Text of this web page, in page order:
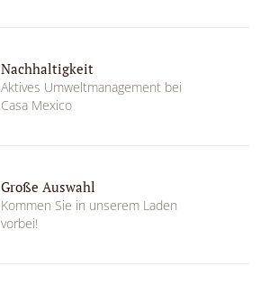
Nachhaltigkeit
Aktives Umweltmanagement bei
Casa Mexico
Große Auswahl
Kommen Sie in unserem Laden
vorbei!